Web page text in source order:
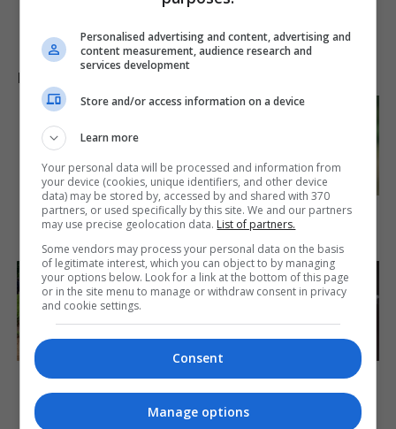
LAJME NGA INTERNETI
Some Moments Got Out Of
Control Quickly
Her Story Isn't What You
Think—You''ll Be Surprised
The Massive Snake That's
Redefining 'Giant'—Bigger
Than Anacondas
Macaulay Culkin's Own
Version Of The New ‘Home
Alone’
Personalised advertising and content, advertising and
content measurement, audience research and
services development
Store and/or access information on a device
Learn more
Your personal data will be processed and information from
your device (cookies, unique identifiers, and other device
data) may be stored by, accessed by and shared with 370
partners, or used specifically by this site. We and our partners
may use precise geolocation data. List of partners.
Some vendors may process your personal data on the basis
of legitimate interest, which you can object to by managing
your options below. Look for a link at the bottom of this page
or in the site menu to manage or withdraw consent in privacy
and cookie settings.
Consent
Manage options